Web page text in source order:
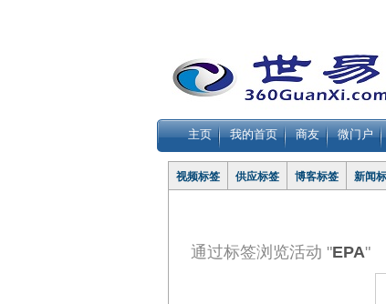
主页 我的首页 商友 微门户
视频标签 供应标签 博客标签 新闻
通过标签浏览活动 "EPA"